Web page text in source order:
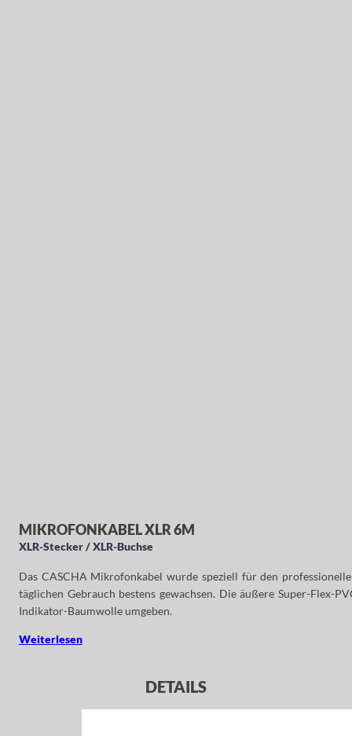
MIKROFONKABEL XLR 6M
XLR-Stecker / XLR-Buchse
Das CASCHA Mikrofonkabel wurde speziell für den
täglichen Gebrauch bestens gewachsen. Die äußere Super-Flex-
Indikator-Baumwolle umgeben.
Weiterlesen
DETAILS